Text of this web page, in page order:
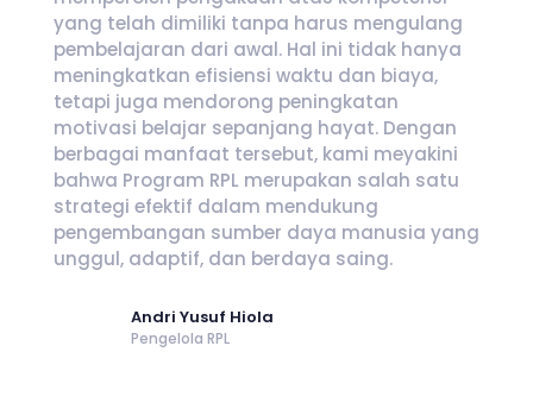
yang telah dimiliki tanpa harus mengulang
pembelajaran dari awal. Hal ini tidak hanya
meningkatkan efisiensi waktu dan biaya,
tetapi juga mendorong peningkatan
motivasi belajar sepanjang hayat. Dengan
berbagai manfaat tersebut, kami meyakini
bahwa Program RPL merupakan salah satu
strategi efektif dalam mendukung
pengembangan sumber daya manusia yang
unggul, adaptif, dan berdaya saing.
Andri Yusuf Hiola
Pengelola RPL